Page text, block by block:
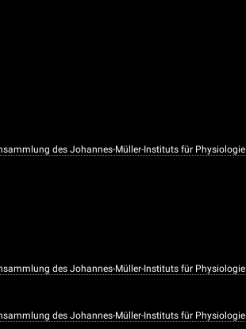
des Johannes-Müller-Instituts für Physiologie
des Johannes-Müller-Instituts für Physiologie
des Johannes-Müller-Instituts für Physiologie